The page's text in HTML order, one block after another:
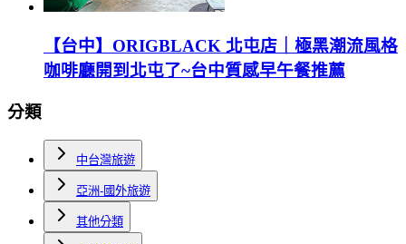
【台中】ORIGBLACK 北屯店｜極黑潮流風格
咖啡廳開到北屯了~台中質感早午餐推薦
分類
中台灣旅遊
亞洲-國外旅遊
其他分類